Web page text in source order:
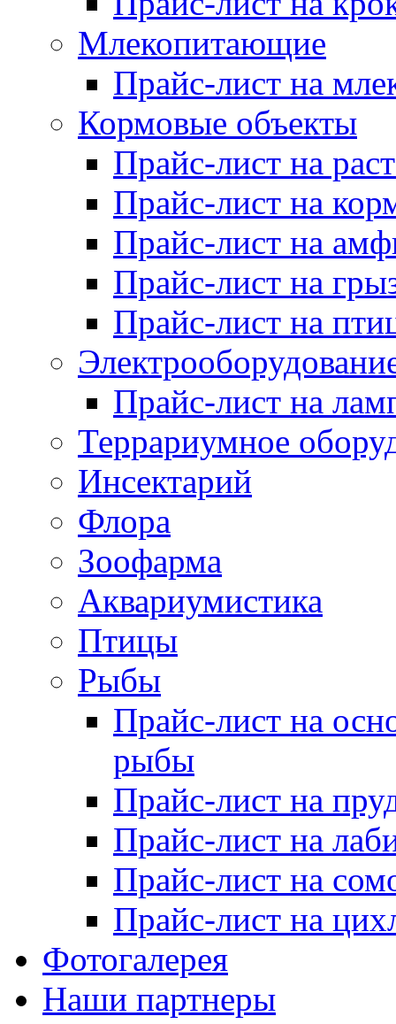
Млекопитающие
Прайс-лист на
Кормовые объекты
Прайс-лист на
Прайс-лист на
Прайс-лист на
Прайс-лист на
Прайс-лист на
Прайс-лист на
Террариумное
Инсектарий
Флора
Зоофарма
Аквариумистика
Птицы
Рыбы
Прайс-лист на
рыбы
Прайс-лист на
Прайс-лист на
Прайс-лист на
Прайс-лист на
Фотогалерея
Наши партнеры